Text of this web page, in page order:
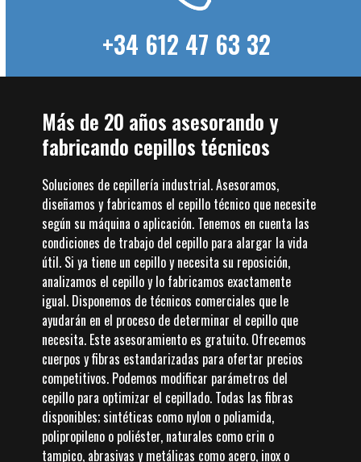
+34 612 47 63 32
Más de 20 años asesorando y
fabricando cepillos técnicos
Soluciones de cepillería industrial. Asesoramos,
diseñamos y fabricamos el cepillo técnico que necesite
según su máquina o aplicación. Tenemos en cuenta las
condiciones de trabajo del cepillo para alargar la vida
útil. Si ya tiene un cepillo y necesita su reposición,
analizamos el cepillo y lo fabricamos exactamente
igual. Disponemos de técnicos comerciales que le
ayudarán en el proceso de determinar el cepillo que
necesita. Este asesoramiento es gratuito. Ofrecemos
cuerpos y fibras estandarizadas para ofertar precios
competitivos. Podemos modificar parámetros del
cepillo para optimizar el cepillado. Todas las fibras
disponibles; sintéticas como nylon o poliamida,
polipropileno o poliéster, naturales como crin o
tampico, abrasivas y metálicas como acero, inox o